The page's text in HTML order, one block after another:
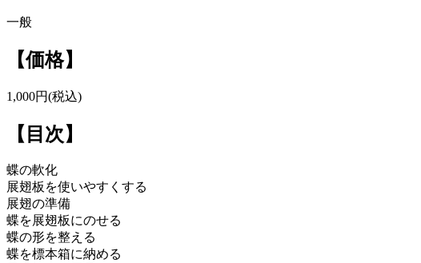
一般
【価格】
1,000円(税込)
【目次】
蝶の軟化
展翅板を使いやすくする
展翅の準備
蝶を展翅板にのせる
蝶の形を整える
蝶を標本箱に納める